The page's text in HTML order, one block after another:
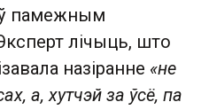
ў памежным
лічыць, што
назіранне «не
а, хутчэй за ўсё, па